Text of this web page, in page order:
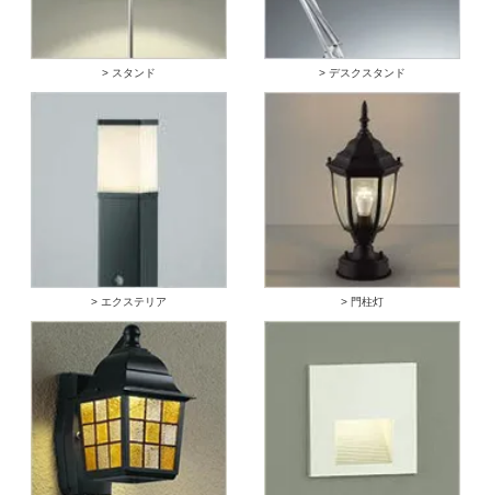
> スタンド > デスクスタンド
> エクステリア > 門柱灯